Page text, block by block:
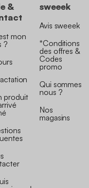
&
mon
?
produit
sweeek
Avis sweeek
*Conditions
des offres &
Codes
promo
Qui sommes
nous ?
Nos
magasins